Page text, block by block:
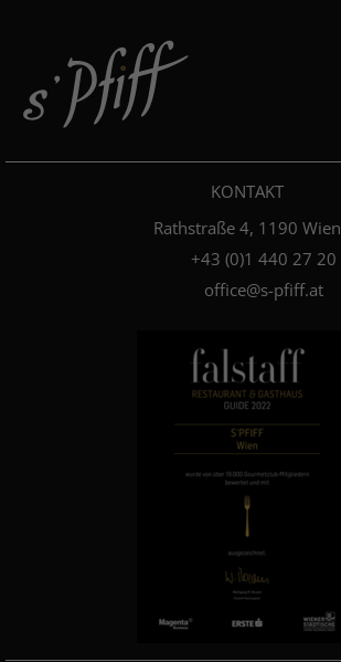
KONTAKT
Rathstraße 4, 1190 Wien
+4­3­ ­(0)­1 440 27 20
office@s-pfiff.at